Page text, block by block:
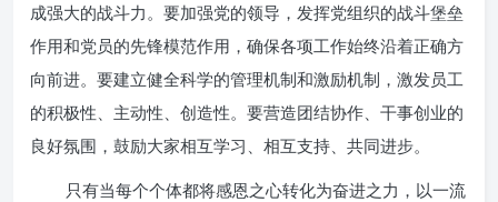
成强大的战斗力。要加强党的领导，发挥党组织的战斗堡垒
作用和党员的先锋模范作用，确保各项工作始终沿着正确方
向前进。要建立健全科学的管理机制和激励机制，激发员工
的积极性、主动性、创造性。要营造团结协作、干事创业的
良好氛围，鼓励大家相互学习、相互支持、共同进步。
只有当每个个体都将感恩之心转化为奋进之力，以一流